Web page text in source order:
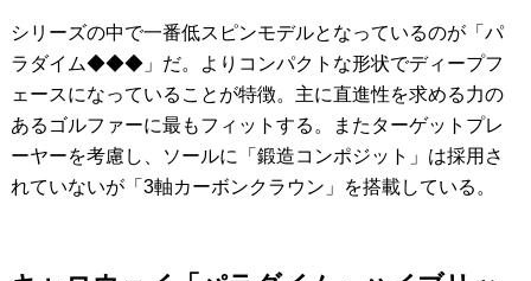
シリーズの中で一番低スピンモデルとなっているのが「パ
ラダイム◆◆◆」だ。よりコンパクトな形状でディープフ
ェースになっていることが特徴。主に直進性を求める力の
あるゴルファーに最もフィットする。またターゲットプレ
ーヤーを考慮し、ソールに「鍛造コンポジット」は採用さ
れていないが「3軸カーボンクラウン」を搭載している。